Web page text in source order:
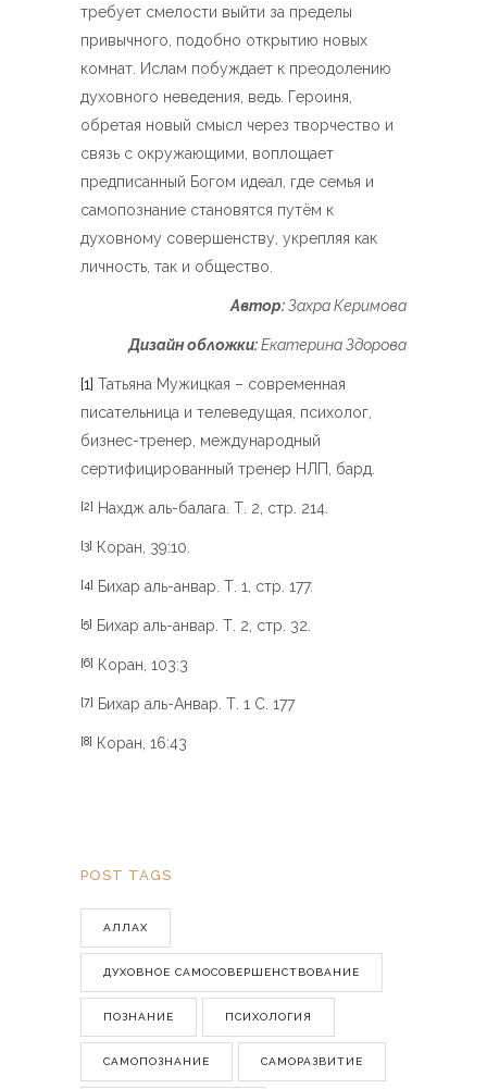
требует смелости выйти за пределы
привычного, подобно открытию новых
комнат. Ислам побуждает к преодолению
духовного неведения, ведь. Героиня,
обретая новый смысл через творчество и
связь с окружающими, воплощает
предписанный Богом идеал, где семья и
самопознание становятся путём к
духовному совершенству, укрепляя как
личность, так и общество.
Автор:Захра Керимова
Дизайн обложки:Екатерина Здорова
[1] Татьяна Мужицкая – современная
писательница и телеведущая, психолог,
бизнес-тренер, международный
сертифицированный тренер НЛП, бард.
[2] Нахдж аль-балага. Т. 2, стр. 214.
[3] Коран, 39:10.
[4] Бихар аль-анвар. Т. 1, стр. 177.
[5] Бихар аль-анвар. Т. 2, стр. 32.
[6] Коран, 103:3
[7] Бихар аль-Анвар. Т. 1 С. 177
[8] Коран, 16:43
POST TAGS
АЛЛАХ
ДУХОВНОЕ САМОСОВЕРШЕНСТВОВАНИЕ
ПОЗНАНИЕ ПСИХОЛОГИЯ
САМОПОЗНАНИЕ САМОРАЗВИТИЕ